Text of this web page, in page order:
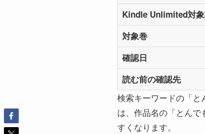
Kindle Unlimited対
対象巻
確認日
読む前の確認先
検索キーワードの「と
は、作品名の「とん
すくなります。